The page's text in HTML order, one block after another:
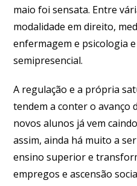
maio foi sensata. Entre
modalidade em direito,
enfermagem e psicologia
semipresencial.
A regulação e a própria
tendem a conter o avanço
novos alunos já vem
assim, ainda há muito a
ensino superior e
empregos e ascensão